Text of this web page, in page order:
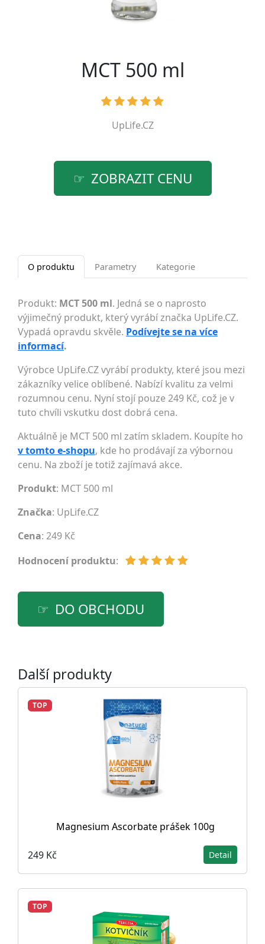
MCT 500 ml
UpLife.CZ
ZOBRAZIT CENU
O produktu Parametry Kategorie
Produkt: MCT 500 ml. Jedná se o naprosto
výjimečný produkt, který vyrábí značka UpLife.CZ.
Vypadá opravdu skvěle. Podívejte se na více
informací.
Výrobce UpLife.CZ vyrábí produkty, které jsou mezi
zákazníky velice oblíbené. Nabízí kvalitu za velmi
rozumnou cenu. Nyní stojí pouze 249 Kč, což je v
tuto chvíli vskutku dost dobrá cena.
Aktuálně je MCT 500 ml zatím skladem. Koupíte ho
v tomto e-shopu, kde ho prodávají za výbornou
cenu. Na zboží je totiž zajímavá akce.
Produkt: MCT 500 ml
Značka: UpLife.CZ
Cena: 249 Kč
Hodnocení produktu:
DO OBCHODU
Další produkty
TOP
Magnesium Ascorbate prášek 100g
249 Kč Detail
TOP